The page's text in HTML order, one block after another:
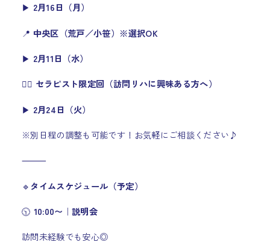
▶︎ 2月16日（月）
📍 中央区（荒戸／小笹）※選択OK
▶︎ 2月11日（水）
🧑‍⚕️ セラピスト限定回（訪問リハに興味ある方へ）
▶︎ 2月24日（火）
※別日程の調整も可能です！お気軽にご相談ください♪
⸻
🔹 タイムスケジュール（予定）
🕥 10:00〜｜説明会
訪問未経験でも安心◎